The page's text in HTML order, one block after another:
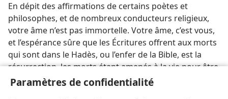
Paramètres de confidentialité
En dépit des affirmations de certains poètes et
philosophes, et de nombreux conducteurs religieux,
votre âme n’est pas immortelle. Votre âme, c’est vous,
et l’espérance sûre que les Écritures offrent aux morts
qui sont dans le Hadès, ou l’enfer de la Bible, est la
résurrection, les morts étant amenés à la vie pour être
de nouveau des âmes vivantes (Rév. 20:13